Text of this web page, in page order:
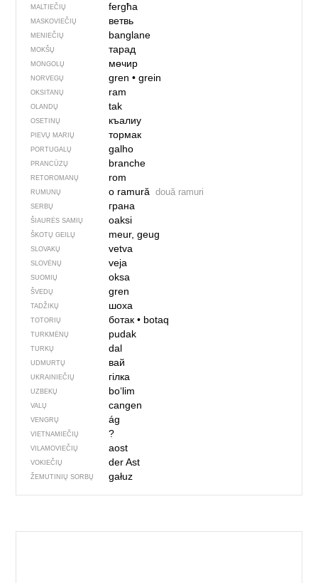
MALTIEČIŲ fergħa
MASKOVIEČIŲ ветвь
MENIEČIŲ banglane
MOKŠŲ тарад
MONGOLŲ мөчир
NORVEGŲ gren• grein
OKSITANŲ ram
OLANDŲ tak
OSETINŲ къалиу
PIEVŲ MARIŲ тормак
PORTUGALŲ galho
PRANCŪZŲ branche
RETOROMANŲ rom
RUMUNŲ o ramură două ramuri
SERBŲ грана
ŠIAURĖS SAMIŲ oaksi
ŠKOTŲ GEILŲ meur, geug
SLOVAKŲ vetva
SLOVĖNŲ veja
SUOMIŲ oksa
ŠVEDŲ gren
TADŽIKŲ шоха
TOTORIŲ ботак• botaq
TURKMĖNŲ pudak
TURKŲ dal
UDMURTŲ вай
UKRAINIEČIŲ гілка
UZBEKŲ boʻlim
VALŲ cangen
VENGRŲ ág
VIETNAMIEČIŲ ?
VILAMOVIEČIŲ aost
VOKIEČIŲ der Ast
ŽEMUTINIŲ SORBŲ gałuz